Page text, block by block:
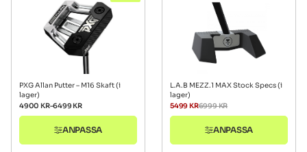
PXG Allan Putter – M16 Skaft (i
lager)
4900 KR–6499KR
ANPASSA
L.A.B MEZZ.1 MAX Stock Specs (i
lager)
6999KR
5499KR
ANPASSA